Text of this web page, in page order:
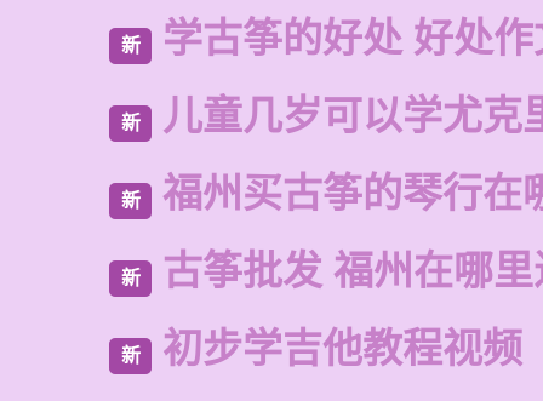
新 学古筝的好处 好处作
新 儿童几岁可以学尤克
新 福州买古筝的琴行在
新 古筝批发 福州在哪
新 初步学吉他教程视频